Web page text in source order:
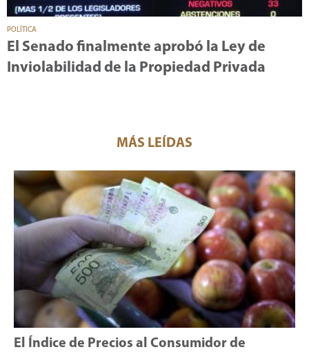
POLÍTICA
El Senado finalmente aprobó la Ley de
Inviolabilidad de la Propiedad Privada
MÁS LEÍDAS
El Índice de Precios al Consumidor de